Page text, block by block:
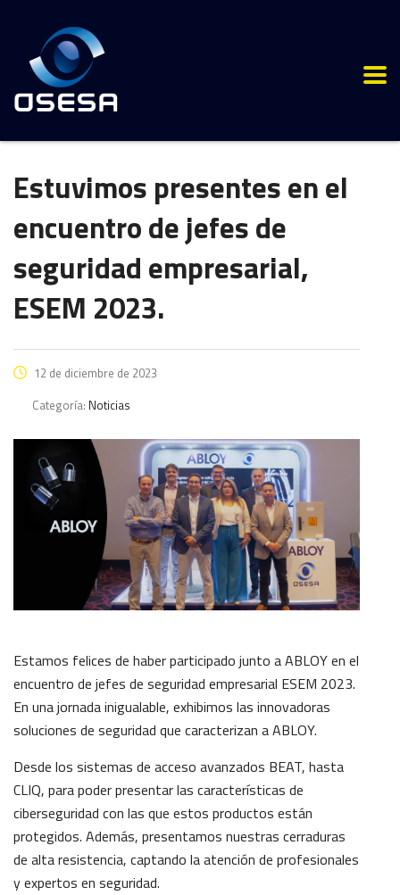
Estuvimos presentes en el
encuentro de jefes de
seguridad empresarial,
ESEM 2023.
12 de diciembre de 2023
Categoría: Noticias
Estamos felices de haber participado junto a ABLOY en el
encuentro de jefes de seguridad empresarial ESEM 2023.
En una jornada inigualable, exhibimos las innovadoras
soluciones de seguridad que caracterizan a ABLOY.
Desde los sistemas de acceso avanzados BEAT, hasta
CLIQ, para poder presentar las características de
ciberseguridad con las que estos productos están
protegidos. Además, presentamos nuestras cerraduras
de alta resistencia, captando la atención de profesionales
y expertos en seguridad.